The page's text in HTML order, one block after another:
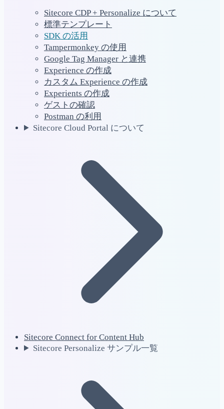
Sitecore CDP + Personalize について
標準テンプレート
SDK の活用
Tampermonkey の使用
Google Tag Manager と連携
Experience の作成
カスタム Experience の作成
Experients の作成
ゲストの確認
Postman の利用
Sitecore Cloud Portal について
Sitecore Connect for Content Hub
Sitecore Personalize サンプル一覧